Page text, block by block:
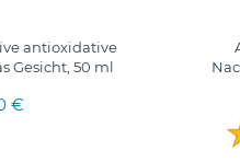
antioxidative
Gesicht, 50 ml
€